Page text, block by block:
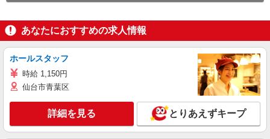
あなたにおすすめの求人情報
ホールスタッフ
時給 1,150円
仙台市青葉区
詳細を見る とりあえずキープ